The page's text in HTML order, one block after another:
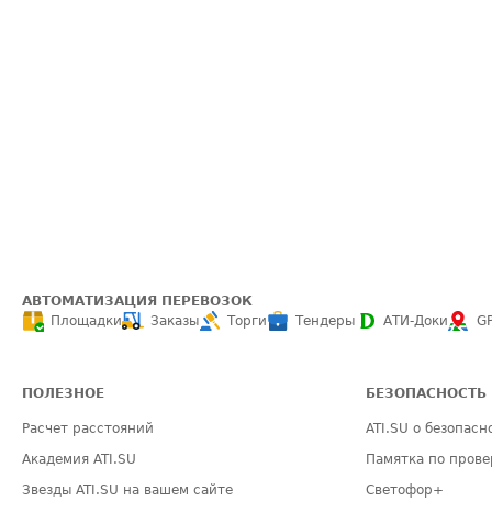
АВТОМАТИЗАЦИЯ ПЕРЕВОЗОК
Площадки
Заказы Торги Тендеры АТИ-Доки
ПОЛЕЗНОЕ
Расчет расстояний
Академия ATI.SU
Звезды ATI.SU на вашем сайте
БЕЗОПАСНОСТЬ
ATI.SU о
Памятка по
Светофор+